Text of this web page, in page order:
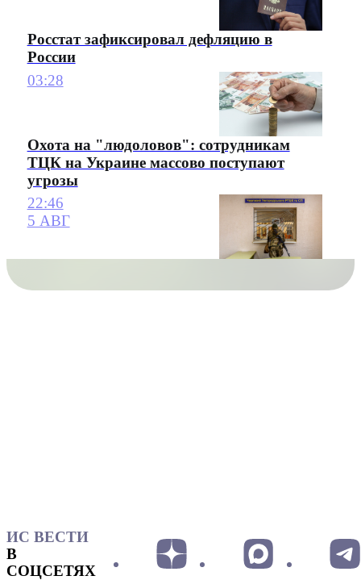
Росстат зафиксировал дефляцию в
России
03:28
Охота на "людоловов": сотрудникам
ТЦК на Украине массово поступают
угрозы
22:46
5 АВГ
ИС ВЕСТИ
В
СОЦСЕТЯХ